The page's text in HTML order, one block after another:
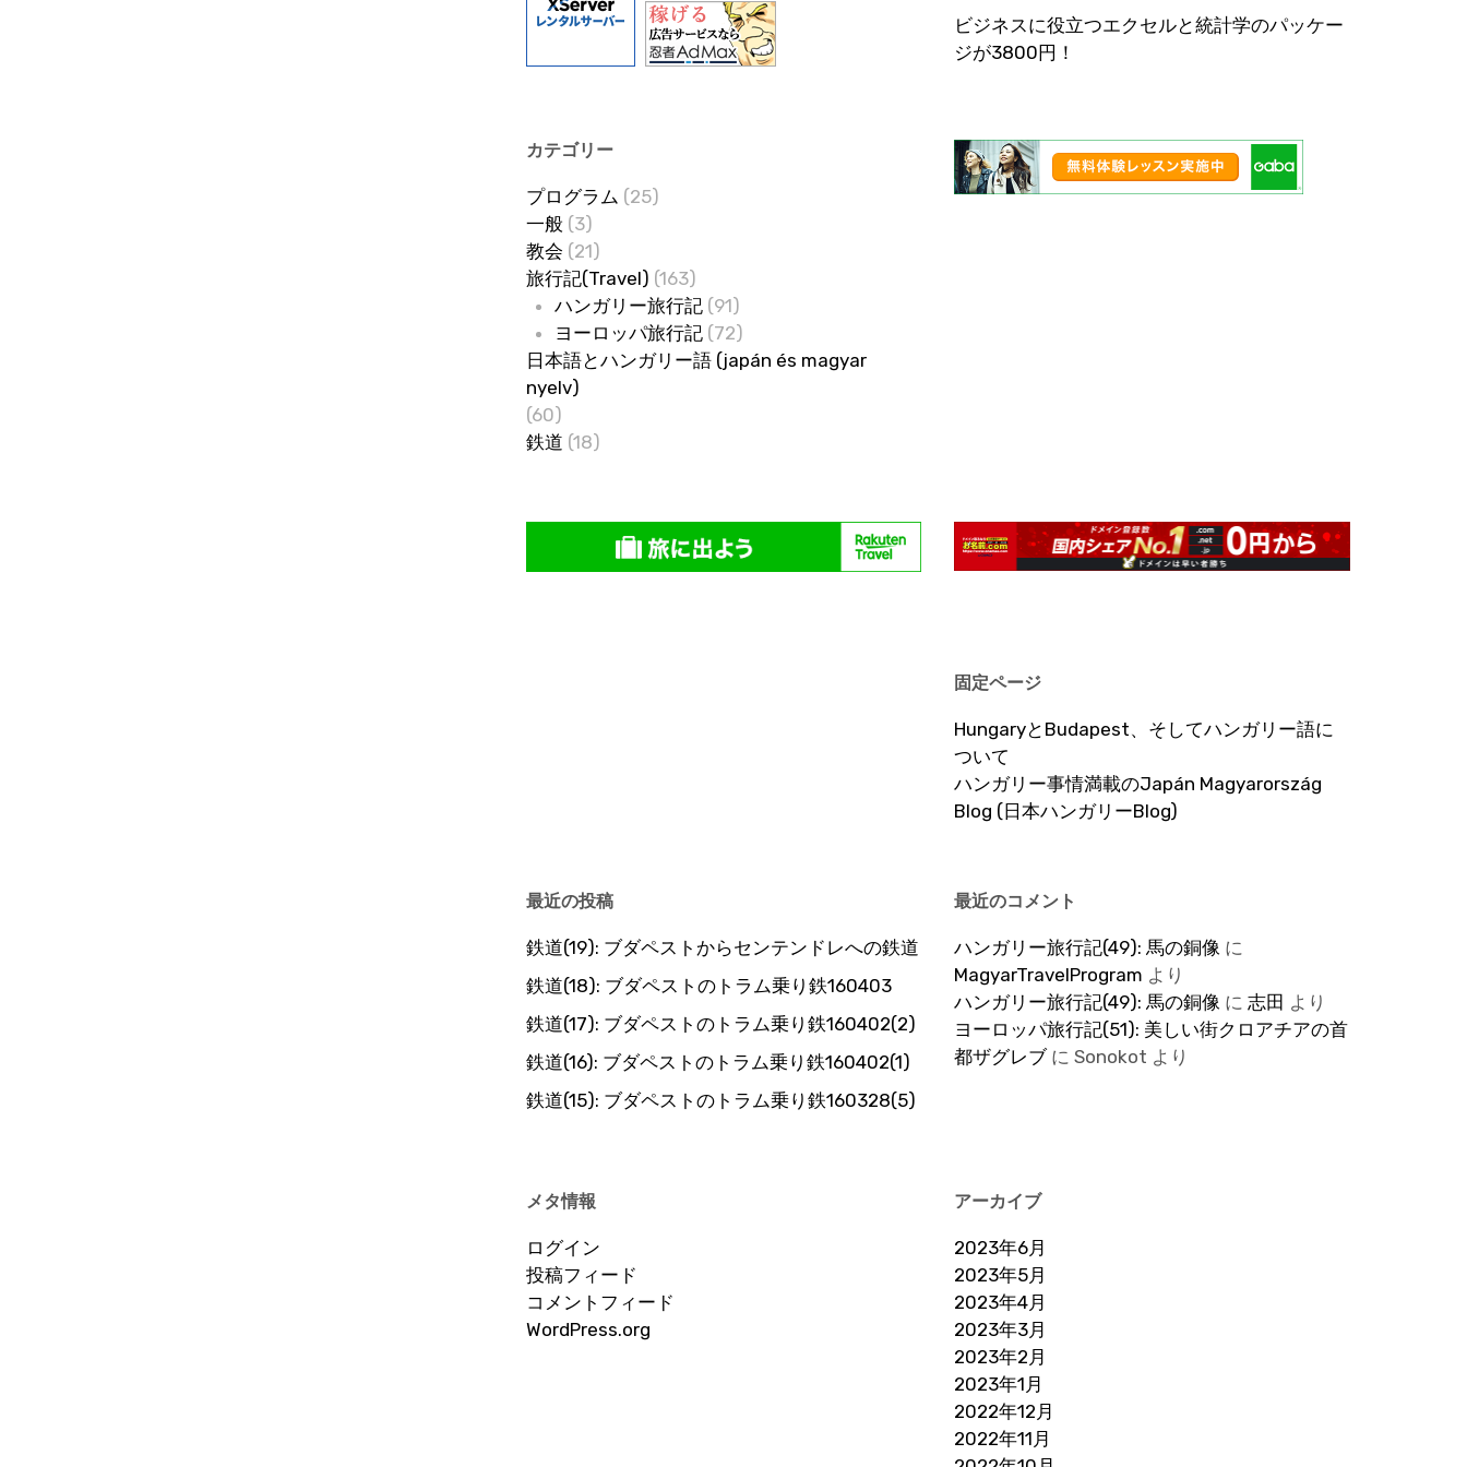
ビジネスに役立つエクセルと統計学のパッケー
ジが3800円！
カテゴリー
プログラム (25)
一般 (3)
教会 (21)
旅行記(Travel) (163)
ハンガリー旅行記(91)
ヨーロッパ旅行記(72)
日本語とハンガリー語 (japán és magyar
nyelv)
(60)
鉄道 (18)
固定ページ
HungaryとBudapest、そしてハンガリー語に
ついて
ハンガリー事情満載のJapán Magyarország
Blog (日本ハンガリーBlog)
最近の投稿
鉄道(19): ブダペストからセンテンドレへの鉄道
鉄道(18): ブダペストのトラム乗り鉄160403
鉄道(17): ブダペストのトラム乗り鉄160402(2)
鉄道(16): ブダペストのトラム乗り鉄160402(1)
鉄道(15): ブダペストのトラム乗り鉄160328(5)
最近のコメント
ハンガリー旅行記(49): 馬の銅像 に
MagyarTravelProgram より
ハンガリー旅行記(49): 馬の銅像 に志田 より
ヨーロッパ旅行記(51): 美しい街クロアチアの首
都ザグレブにSonokot より
メタ情報
ログイン
投稿フィード
コメントフィード
WordPress.org
アーカイブ
2023年6月
2023年5月
2023年4月
2023年3月
2023年2月
2023年1月
2022年12月
2022年11月